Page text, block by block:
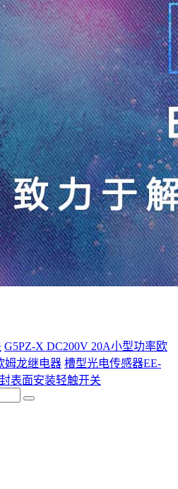
G5PZ-X DC200V 20A小型功率欧
姆龙继电器 槽型光电传感器EE-
表面安装轻触开关